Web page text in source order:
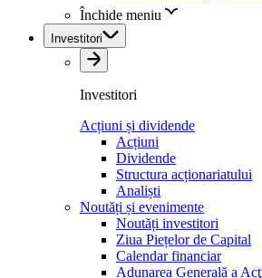
Închide meniu
Investitori
Investitori
Acțiuni și dividende
Acțiuni
Dividende
Structura acționariatului
Analiști
Noutăți și evenimente
Noutăți investitori
Ziua Piețelor de Capital
Calendar financiar
Adunarea Generală a